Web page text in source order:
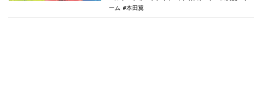
ーム
本田翼